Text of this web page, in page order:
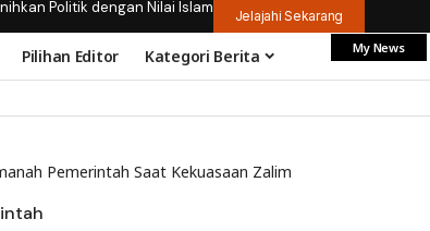
Politik dengan Nilai Islam Jelajahi Sekarang
Pilihan Editor Kategori Berita My News
Pemerintah Saat Kekuasaan Zalim